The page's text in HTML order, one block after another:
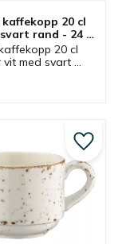
20 cl
rand - 24
20 cl
vit med svart
av
Lägg